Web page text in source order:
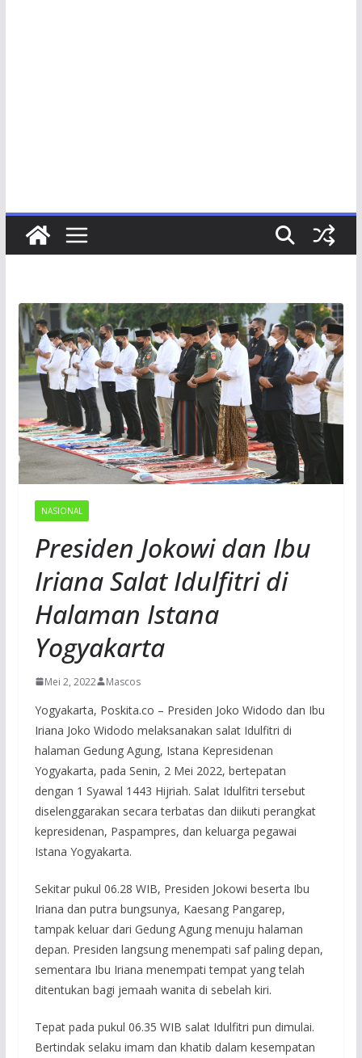
NASIONAL
Presiden Jokowi dan Ibu
Iriana Salat Idulfitri di
Halaman Istana
Yogyakarta
Mei 2, 2022 Mascos
Yogyakarta, Poskita.co – Presiden Joko Widodo dan Ibu
Iriana Joko Widodo melaksanakan salat Idulfitri di
halaman Gedung Agung, Istana Kepresidenan
Yogyakarta, pada Senin, 2 Mei 2022, bertepatan
dengan 1 Syawal 1443 Hijriah. Salat Idulfitri tersebut
diselenggarakan secara terbatas dan diikuti perangkat
kepresidenan, Paspampres, dan keluarga pegawai
Istana Yogyakarta.
Sekitar pukul 06.28 WIB, Presiden Jokowi beserta Ibu
Iriana dan putra bungsunya, Kaesang Pangarep,
tampak keluar dari Gedung Agung menuju halaman
depan. Presiden langsung menempati saf paling depan,
sementara Ibu Iriana menempati tempat yang telah
ditentukan bagi jemaah wanita di sebelah kiri.
Tepat pada pukul 06.35 WIB salat Idulfitri pun dimulai.
Bertindak selaku imam dan khatib dalam kesempatan